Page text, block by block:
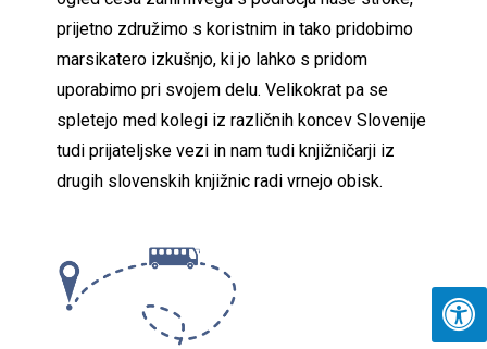
prijetno združimo s koristnim in tako pridobimo
marsikatero izkušnjo, ki jo lahko s pridom
uporabimo pri svojem delu. Velikokrat pa se
spletejo med kolegi iz različnih koncev Slovenije
tudi prijateljske vezi in nam tudi knjižničarji iz
drugih slovenskih knjižnic radi vrnejo obisk.